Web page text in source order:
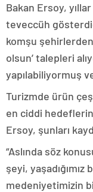
Bakan Ersoy,
teveccüh
komşu
olsun’ talepleri
yapılabiliyormuş
Turizmde ürün
en ciddi
Ersoy, şunları
“Aslında söz
şeyi,
medeniyetimizin